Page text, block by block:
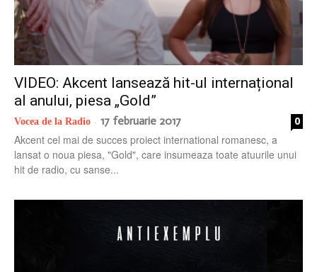
VIDEO: Akcent lansează hit-ul internațional
al anului, piesa „Gold”
Vocea de la Radio - 17 februarie 2017 0
Akcent cel mai de succes proiect international romanesc, a
lansat o noua piesa, "Gold", care insumeaza toate atuurile unui
hit de radio, cu sanse...